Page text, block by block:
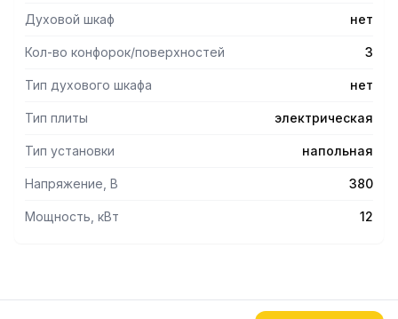
Духовой шкаф нет
Кол-во конфорок/поверхностей 3
Тип духового шкафа нет
Тип плиты электрическая
Тип установки напольная
Напряжение, В 380
Мощность, кВт 12